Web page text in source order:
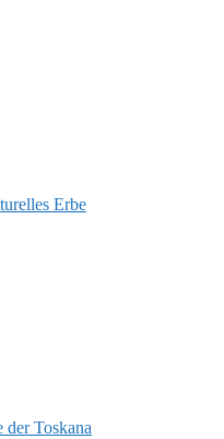
Erbe
der Toskana